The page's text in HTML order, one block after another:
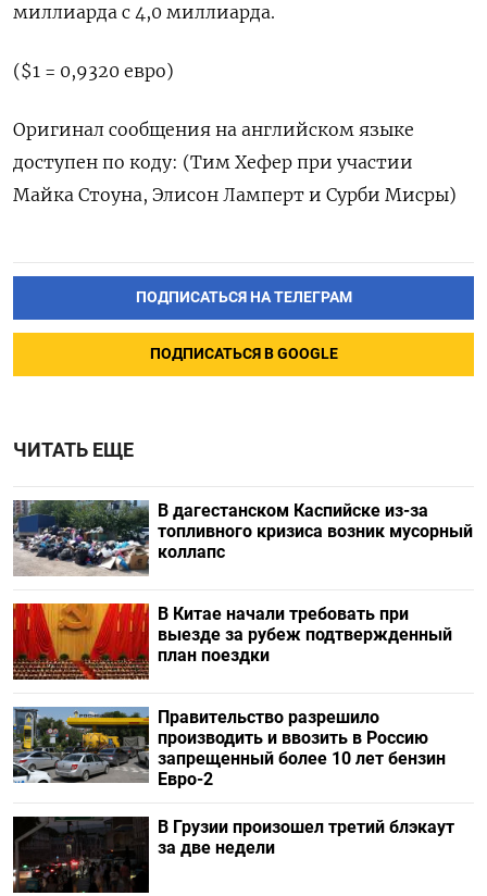
миллиарда с 4,0 миллиарда.
($1 = 0,9320 евро)
Оригинал сообщения на английском языке
доступен по коду: (Тим Хефер при участии
Майка Стоуна, Элисон Ламперт и Сурби Мисры)
ПОДПИСАТЬСЯ НА ТЕЛЕГРАМ
ПОДПИСАТЬСЯ В GOOGLE
ЧИТАТЬ ЕЩЕ
В дагестанском Каспийске из-за
топливного кризиса возник мусорный
коллапс
В Китае начали требовать при
выезде за рубеж подтвержденный
план поездки
Правительство разрешило
производить и ввозить в Россию
запрещенный более 10 лет бензин
Евро-2
В Грузии произошел третий блэкаут
за две недели